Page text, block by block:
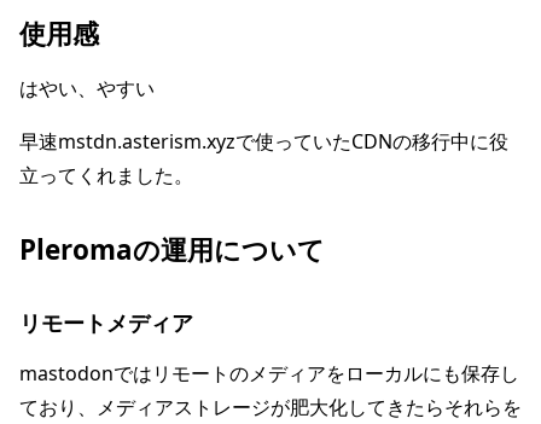
使用感
はやい、やすい
早速mstdn.asterism.xyzで使っていたCDNの移行中に役
立ってくれました。
Pleromaの運用について
リモートメディア
mastodonではリモートのメディアをローカルにも保存し
ており、メディアストレージが肥大化してきたらそれらを